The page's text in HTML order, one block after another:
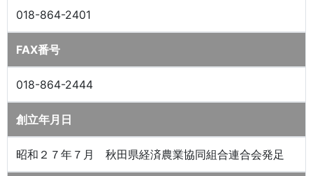
018-864-2401
FAX番号
018-864-2444
創立年月日
昭和２７年７月 秋田県経済農業協同組合連合会発足